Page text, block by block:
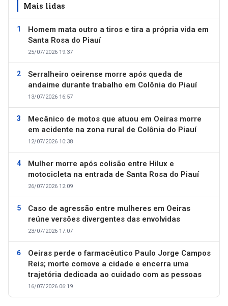
Mais lidas
Homem mata outro a tiros e tira a própria vida em
Santa Rosa do Piauí
25/07/2026 19:37
Serralheiro oeirense morre após queda de
andaime durante trabalho em Colônia do Piauí
13/07/2026 16:57
Mecânico de motos que atuou em Oeiras morre
em acidente na zona rural de Colônia do Piauí
12/07/2026 10:38
Mulher morre após colisão entre Hilux e
motocicleta na entrada de Santa Rosa do Piauí
26/07/2026 12:09
Caso de agressão entre mulheres em Oeiras
reúne versões divergentes das envolvidas
23/07/2026 17:07
Oeiras perde o farmacêutico Paulo Jorge Campos
Reis; morte comove a cidade e encerra uma
trajetória dedicada ao cuidado com as pessoas
16/07/2026 06:19